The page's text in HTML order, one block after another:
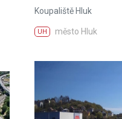
Koupaliště Hluk
UH město Hluk